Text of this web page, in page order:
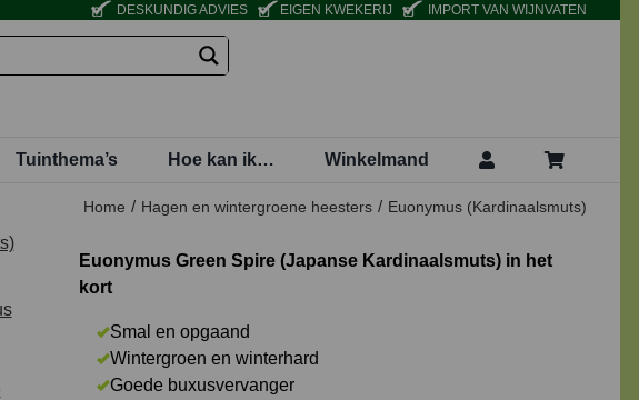
DESKUNDIG ADVIES EIGEN KWEKERIJ IMPORT VAN WIJNVATEN
Tuinthema’s Hoe kan ik… Winkelmand
Home Hagen en wintergroene heesters Euonymus (Kardinaalsmuts)
Euonymus Green Spire(Japanse Kardinaalsmuts)in het
kort
Smal en opgaand
Wintergroen en winterhard
Goede buxusvervanger